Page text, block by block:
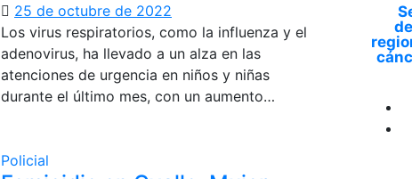
25 de octubre de 2022
Los virus respiratorios, como la influenza y el
adenovirus, ha llevado a un alza en las
atenciones de urgencia en niños y niñas
durante el último mes, con un aumento…
Policial